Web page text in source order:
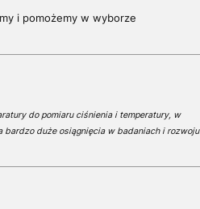
i pomożemy w wyborze
do pomiaru ciśnienia i temperatury, w
duże osiągnięcia w badaniach i rozwoju